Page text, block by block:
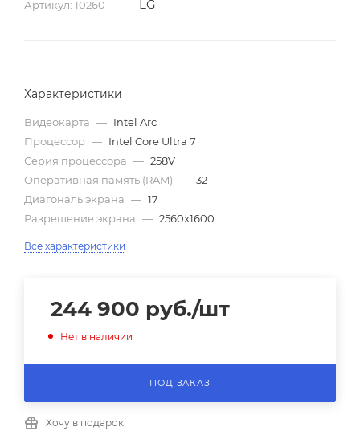
Артикул: 10260 LG
Характеристики
Видеокарта — Intel Arc
Процессор — Intel Core Ultra 7
Серия процессора — 258V
Оперативная память (RAM) — 32
Диагональ экрана — 17
Разрешение экрана — 2560x1600
Все характеристики
244 900 руб./шт
Нет в наличии
ПОД ЗАКАЗ
Хочу в подарок